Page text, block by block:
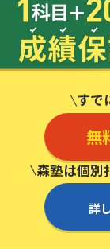
森塾の想い
成績アップ
森塾の授業
子と親のお
数字でなる
動画でわか
入塾につ
塾の選び方
入塾までの
無料体験授
森塾のお得
よくあるご質
授
すで
無
森塾は個別
詳
対象条件の詳
① 10分以上の
1/4以下であ
② 春期や夏期
③ 中学・高
方。
成績
す。
b）現在事
や、
がわ
績保証